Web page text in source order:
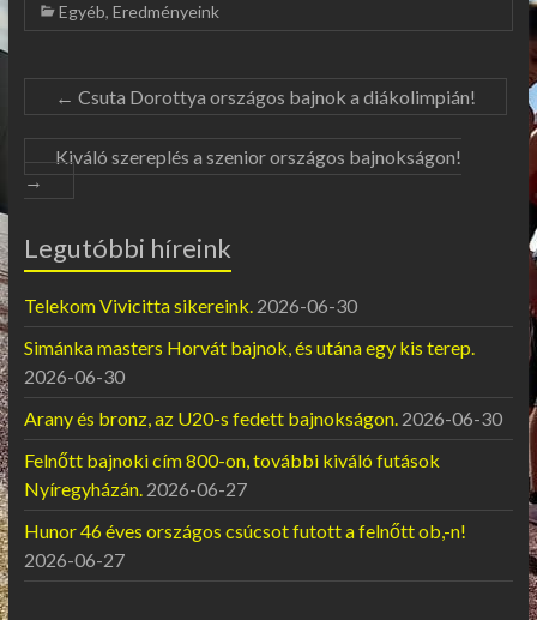
Egyéb, Eredményeink
← Csuta Dorottya országos bajnok a diákolimpián!
Kiváló szereplés a szenior országos bajnokságon!
→
Legutóbbi híreink
Telekom Vivicitta sikereink. 2026-06-30
Simánka masters Horvát bajnok, és utána egy kis terep.
2026-06-30
Arany és bronz, az U20-s fedett bajnokságon. 2026-06-30
Felnőtt bajnoki cím 800-on, további kiváló futások
Nyíregyházán. 2026-06-27
Hunor 46 éves országos csúcsot futott a felnőtt ob,-n!
2026-06-27